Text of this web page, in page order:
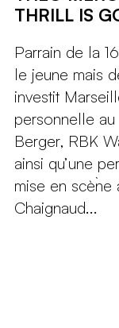
THRILL IS
Parrain de la
le jeune mais
investit
personnelle
Berger, RBK
ainsi qu’une
mise en scè̀ne
Chaignaud...